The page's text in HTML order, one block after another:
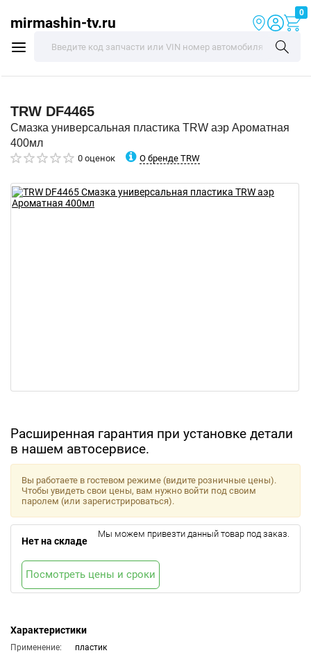
mirmashin-tv.ru
0
TRW DF4465
Смазка универсальная пластика TRW аэр Ароматная
400мл
0 оценок О бренде TRW
Расширенная гарантия при установке детали
в нашем автосервисе.
Характеристики
Применение:
пластик
Вы работаете в гостевом режиме (видите розничные цены).
Чтобы увидеть свои цены, вам нужно войти под своим
паролем (или зарегистрироваться).
Нет на складе
Мы можем привезти данный товар под заказ.
Посмотреть цены и сроки